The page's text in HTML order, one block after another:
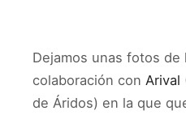
Dejamos unas fotos de
colaboración con Arival
de Áridos) en la que